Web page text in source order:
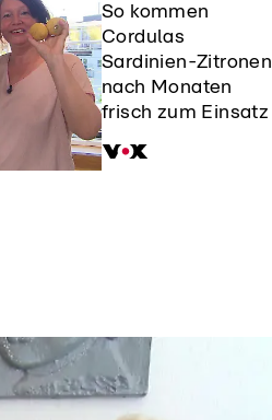
So kommen
Cordulas
Sardinien-Zitronen
nach Monaten
frisch zum Einsatz